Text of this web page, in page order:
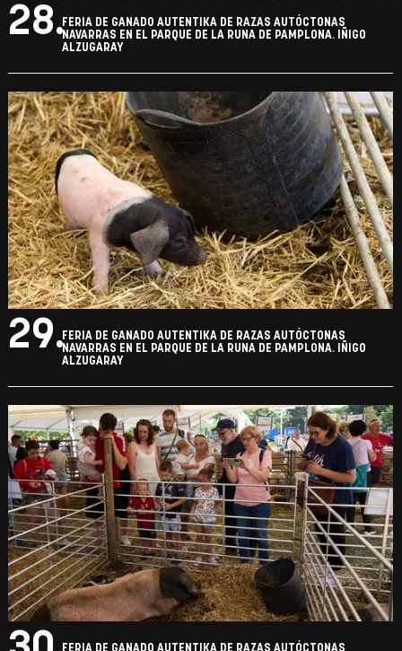
28.FERIA DE GANADO AUTENTIKA DE RAZAS AUTÓCTONAS
NAVARRAS EN EL PARQUE DE LA RUNA DE PAMPLONA. IÑIGO
ALZUGARAY
29.FERIA DE GANADO AUTENTIKA DE RAZAS AUTÓCTONAS
NAVARRAS EN EL PARQUE DE LA RUNA DE PAMPLONA. IÑIGO
ALZUGARAY